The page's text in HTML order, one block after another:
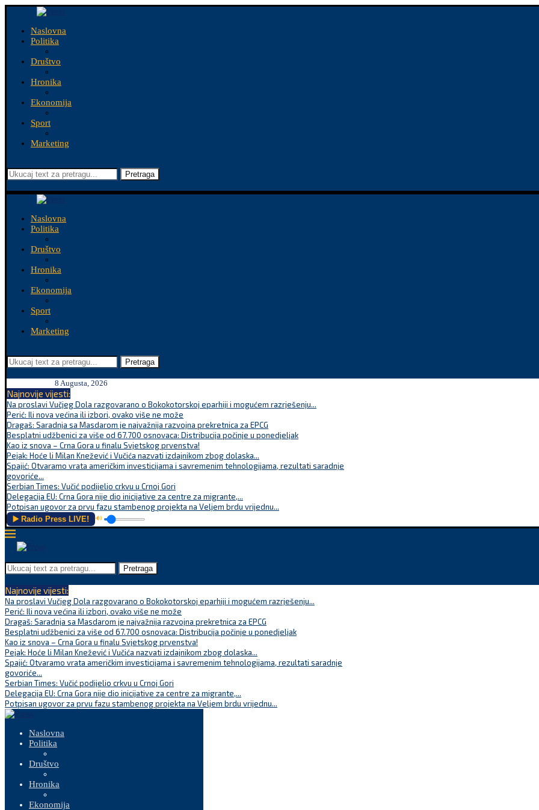
Naslovna
Politika
Društvo
Hronika
Ekonomija
Sport
Marketing
Pretraga
Naslovna
Politika
Društvo
Hronika
Ekonomija
Sport
Marketing
Pretraga
8 Augusta, 2026
Najnovije vijesti:
Na proslavi Vučjeg Dola razgovarano o Bokokotorskoj eparhiji i mogućem razrješenju...
Perić: Ili nova većina ili izbori, ovako više ne može
Dragaš: Saradnja sa Masdarom je najvažnija razvojna prekretnica za EPCG
Besplatni udžbenici za više od 67.700 osnovaca: Distribucija počinje u ponedjeljak
Kao iz snova – Crna Gora u finalu Svjetskog prvenstva!
Pejak: Hoće li Milan Knežević i Vučića nazvati izdajnikom zbog dolaska...
Spajić: Otvaramo vrata američkim investicijama i savremenim tehnologijama, rezultati saradnje
govoriće...
Serbian Times: Vučić podijelio crkvu u Crnoj Gori
Delegacija EU: Crna Gora nije dio inicijative za centre za migrante,...
Potpisan ugovor za prvu fazu stambenog projekta na Veljem brdu vrijednu...
▶️ Radio Press LIVE! 🔊
Pretraga
Najnovije vijesti:
Na proslavi Vučjeg Dola razgovarano o Bokokotorskoj eparhiji i mogućem razrješenju...
Perić: Ili nova većina ili izbori, ovako više ne može
Dragaš: Saradnja sa Masdarom je najvažnija razvojna prekretnica za EPCG
Besplatni udžbenici za više od 67.700 osnovaca: Distribucija počinje u ponedjeljak
Kao iz snova – Crna Gora u finalu Svjetskog prvenstva!
Pejak: Hoće li Milan Knežević i Vučića nazvati izdajnikom zbog dolaska...
Spajić: Otvaramo vrata američkim investicijama i savremenim tehnologijama, rezultati saradnje
govoriće...
Serbian Times: Vučić podijelio crkvu u Crnoj Gori
Delegacija EU: Crna Gora nije dio inicijative za centre za migrante,...
Potpisan ugovor za prvu fazu stambenog projekta na Veljem brdu vrijednu...
Naslovna
Politika
Društvo
Hronika
Ekonomija